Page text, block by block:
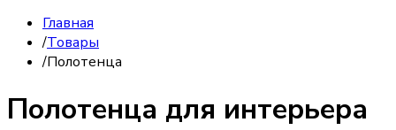
Главная
/Товары
/Полотенца
Полотенца для интерьера